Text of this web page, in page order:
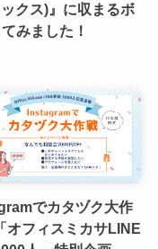
クス)』に収まるボ
みました！
でカタヅク大作
オフィスミカサLINE